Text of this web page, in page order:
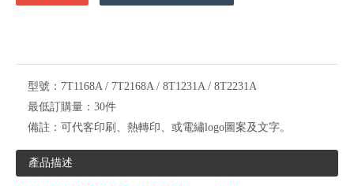
型號： 7T1168A / 7T2168A / 8T1231A / 8T2231A
最低訂購量： 30件
備註： 可代客印刷、熱轉印、或電繡logo圖案及文字。
產品描述